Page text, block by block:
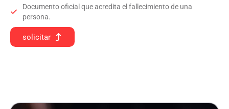
Documento oficial que acredita el fallecimiento de una
persona.
solicitar